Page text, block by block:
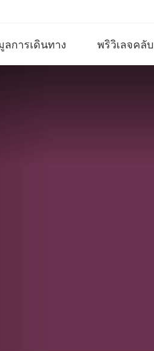
Erbil (EBL), and Kuwait (KWI)
ลการเดินทาง พริวิเลจคลับ